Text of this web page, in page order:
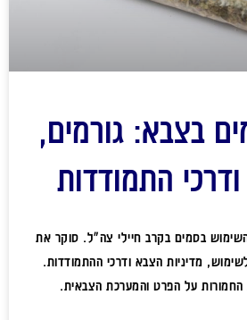
בצבא: גורמים,
התמודדות
בסמים בקרב חיילי צה"ל. סוקר את
מדיניות הצבא ודרכי ההתמודדות.
על הפרט והמערכת הצבאית.